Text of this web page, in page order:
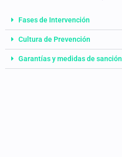
Fases de Intervención
Cultura de Prevención
Garantías y medidas de sanción